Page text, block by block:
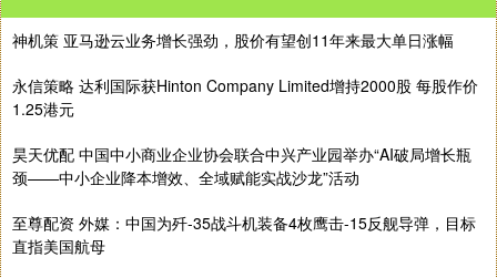
神机策 亚马逊云业务增长强劲，股价有望创11年来最大单日涨幅
永信策略 达利国际获Hinton Company Limited增持2000股 每股作价
1.25港元
昊天优配 中国中小商业企业协会联合中兴产业园举办“AI破局增长瓶
颈——中小企业降本增效、全域赋能实战沙龙”活动
至尊配资 外媒：中国为歼-35战斗机装备4枚鹰击-15反舰导弹，目标
直指美国航母